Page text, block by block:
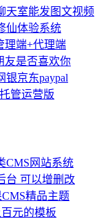
天室能发图文视频
仙体验系统
理端+代理端
友是否喜欢你
银京东paypal
管运营版
CMS网站系统
台 可以增删改
精品主题
元的模板